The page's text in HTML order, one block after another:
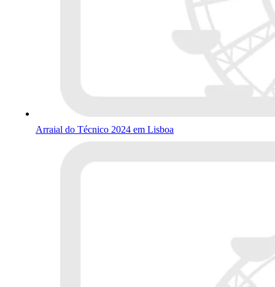
Arraial do Técnico 2024 em Lisboa